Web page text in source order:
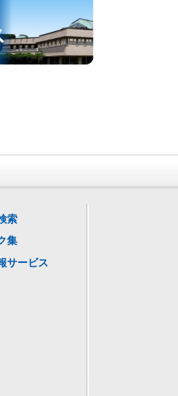
索
集
サービス